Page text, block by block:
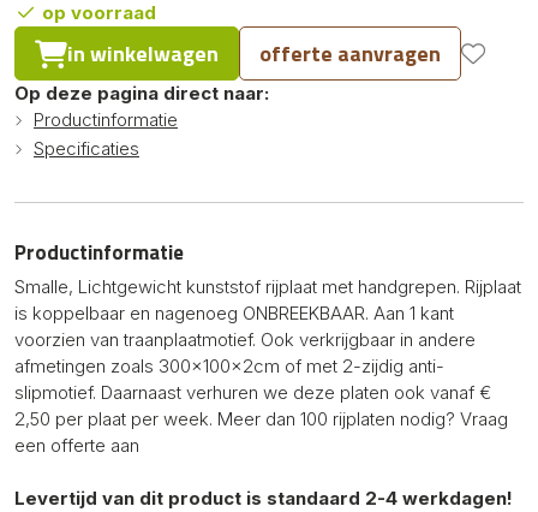
op voorraad
in winkelwagen offerte aanvragen
Op deze pagina direct naar:
Productinformatie
Specificaties
Productinformatie
Smalle, Lichtgewicht kunststof rijplaat met handgrepen. Rijplaat
is koppelbaar en nagenoeg ONBREEKBAAR. Aan 1 kant
voorzien van traanplaatmotief. Ook verkrijgbaar in andere
afmetingen zoals 300x100x2cm of met 2-zijdig anti-
slipmotief. Daarnaast verhuren we deze platen ook vanaf €
2,50 per plaat per week. Meer dan 100 rijplaten nodig? Vraag
een offerte aan
Levertijd van dit product is standaard 2-4 werkdagen!